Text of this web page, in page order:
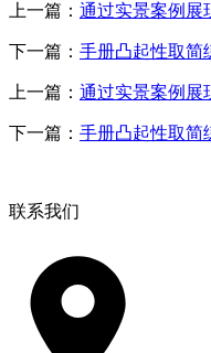
上一篇： 通过实景案例展
下一篇： 手册凸起性取简
上一篇： 通过实景案例展
下一篇： 手册凸起性取简
联系我们